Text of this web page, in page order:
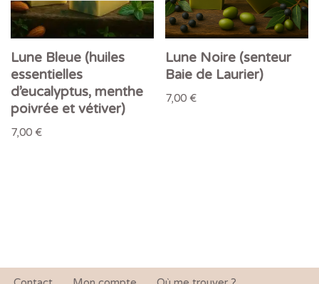
Lune Bleue (huiles
essentielles
d’eucalyptus, menthe
poivrée et vétiver)
7,00 €
Lune Noire (senteur
Baie de Laurier)
7,00€